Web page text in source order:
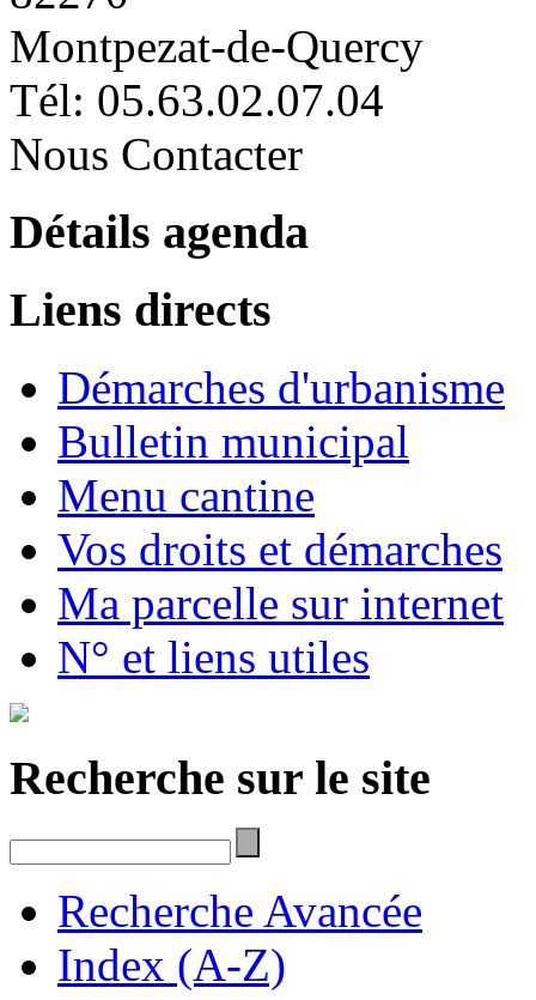
Montpezat-de-Quercy
Tél: 05.63.02.07.04
Nous Contacter
Détails agenda
Liens directs
Démarches d'urbanisme
Bulletin municipal
Menu cantine
Vos droits et démarches
Ma parcelle sur internet
N° et liens utiles
Recherche sur le site
Recherche Avancée
Index (A-Z)